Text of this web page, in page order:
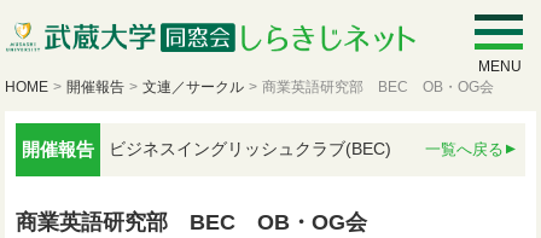
MENU
HOME > 開催報告 > 文連／サークル > 商業英語研究部 BEC OB・OG会
開催報告 ビジネスイングリッシュクラブ(BEC) 一覧へ戻る
商業英語研究部 BEC OB・OG会